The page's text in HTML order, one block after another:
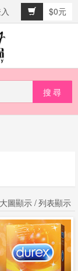
$0元
大圖顯示 /列表顯示